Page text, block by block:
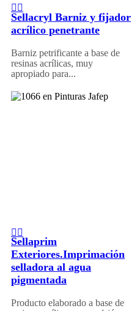
Sellacryl Barniz y fijador
acrílico penetrante
Barniz petrificante a base de
resinas acrílicas, muy
apropiado para...
Sellaprim
Exteriores.Imprimación
selladora al agua
pigmentada
Producto elaborado a base de